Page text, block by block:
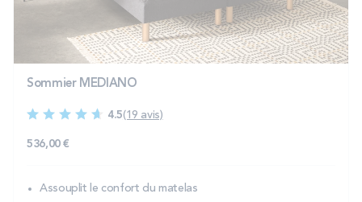
Technologie bultex
Nos engagements
Storelocator
Contact
Sommier MEDIANO
4.5(19 avis)
536,00 €
Assouplit le confort du matelas